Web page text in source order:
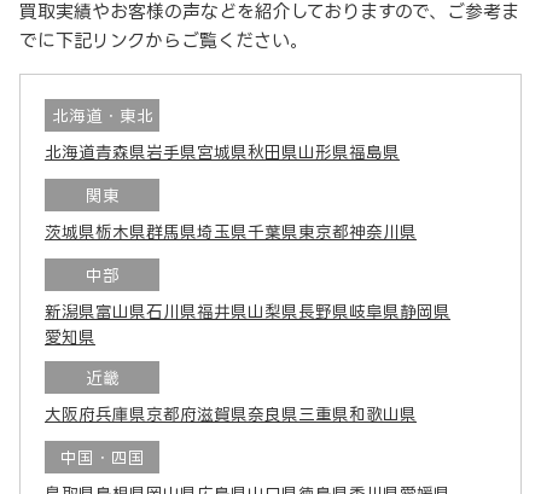
買取実績やお客様の声などを紹介しておりますので、ご参考ま
でに下記リンクからご覧ください。
北海道・東北
北海道青森県岩手県宮城県秋田県山形県福島県
関東
茨城県栃木県群馬県埼玉県千葉県東京都神奈川県
中部
新潟県富山県石川県福井県山梨県長野県岐阜県静岡県
愛知県
近畿
大阪府兵庫県京都府滋賀県奈良県 三重県和歌山県
中国・四国